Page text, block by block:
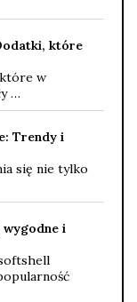
które
w
…
Trendy i
się nie tylko
i